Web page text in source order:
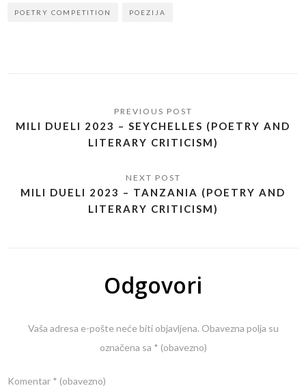
POETRY COMPETITION POEZIJA
MILI DUELI 2023 – SEYCHELLES (POETRY AND
LITERARY CRITICISM)
MILI DUELI 2023 – TANZANIA (POETRY AND
LITERARY CRITICISM)
Odgovori
Vaša adresa e-pošte neće biti objavljena. Obavezna polja su
označena sa * (obavezno)
Komentar * (obavezno)